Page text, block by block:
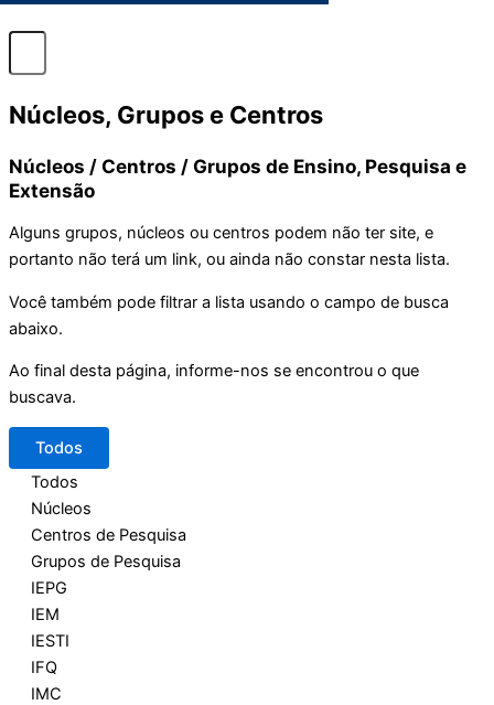
Núcleos, Grupos e Centros
Núcleos / Centros / Grupos de Ensino, Pesquisa e
Extensão
Alguns grupos, núcleos ou centros podem não ter site, e
portanto não terá um link, ou ainda não constar nesta lista.
Você também pode filtrar a lista usando o campo de busca
abaixo.
Ao final desta página, informe-nos se encontrou o que
buscava.
Todos
Todos
Núcleos
Centros de Pesquisa
Grupos de Pesquisa
IEPG
IEM
IESTI
IFQ
IMC